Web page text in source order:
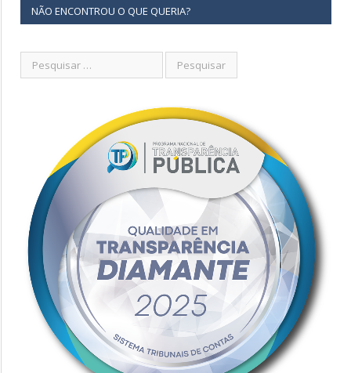
NÃO ENCONTROU O QUE QUERIA?